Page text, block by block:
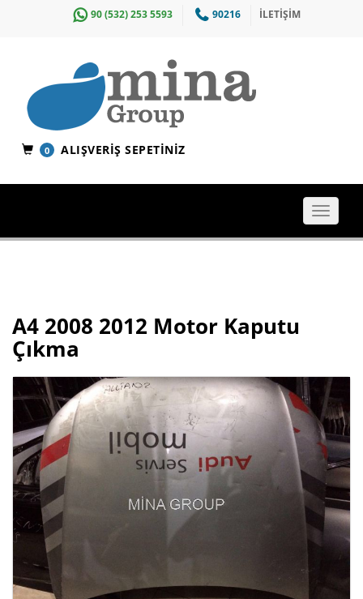
90 (532) 253 5593 90216 İLETİŞİM
0 ALIŞVERIŞ SEPETINIZ
Toggle
A4 2008 2012 Motor Kaputu
Çıkma